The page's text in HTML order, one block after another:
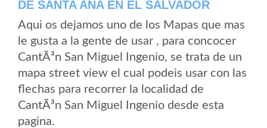
DE SANTA ANA EN EL SALVADOR
Aqui os dejamos uno de los Mapas que mas
le gusta a la gente de usar , para concocer
CantÃ³n San Miguel Ingenio, se trata de un
mapa street view el cual podeis usar con las
flechas para recorrer la localidad de
CantÃ³n San Miguel Ingenio desde esta
pagina.